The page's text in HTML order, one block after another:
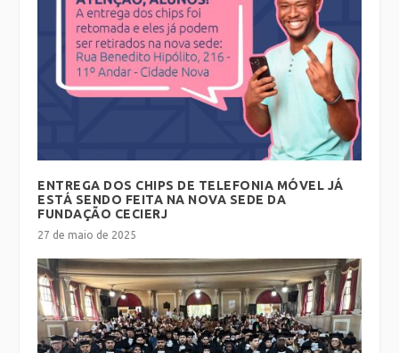
ENTREGA DOS CHIPS DE TELEFONIA MÓVEL JÁ
ESTÁ SENDO FEITA NA NOVA SEDE DA
FUNDAÇÃO CECIERJ
27 de maio de 2025